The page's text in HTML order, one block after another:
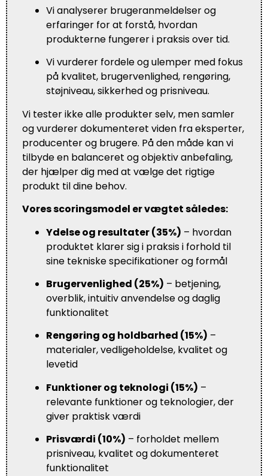
Vi analyserer brugeranmeldelser og
erfaringer for at forstå, hvordan
produkterne fungerer i praksis over tid.
Vi vurderer fordele og ulemper med fokus
på kvalitet, brugervenlighed, rengøring,
støjniveau, sikkerhed og prisniveau.
Vi tester ikke alle produkter selv, men samler
og vurderer dokumenteret viden fra eksperter,
producenter og brugere. På den måde kan vi
tilbyde en balanceret og objektiv anbefaling,
der hjælper dig med at vælge det rigtige
produkt til dine behov.
Vores scoringsmodel er vægtet således:
Ydelse og resultater (35%) – hvordan
produktet klarer sig i praksis i forhold til
sine tekniske specifikationer og formål
Brugervenlighed (25%) – betjening,
overblik, intuitiv anvendelse og daglig
funktionalitet
Rengøring og holdbarhed (15%) –
materialer, vedligeholdelse, kvalitet og
levetid
Funktioner og teknologi (15%) –
relevante funktioner og teknologier, der
giver praktisk værdi
Prisværdi (10%) – forholdet mellem
prisniveau, kvalitet og dokumenteret
funktionalitet